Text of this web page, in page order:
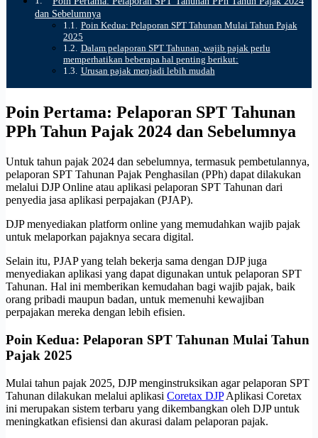
dan Sebelumnya
Poin Kedua: Pelaporan SPT Tahunan Mulai Tahun Pajak
2025
Dalam pelaporan SPT Tahunan, wajib pajak perlu
memperhatikan beberapa hal penting berikut:
Urusan pajak menjadi lebih mudah
Poin Pertama: Pelaporan SPT Tahunan
PPh Tahun Pajak 2024 dan Sebelumnya
Untuk tahun pajak 2024 dan sebelumnya, termasuk pembetulannya,
pelaporan SPT Tahunan Pajak Penghasilan (PPh) dapat dilakukan
melalui DJP Online atau aplikasi pelaporan SPT Tahunan dari
penyedia jasa aplikasi perpajakan (PJAP).
DJP menyediakan platform online yang memudahkan wajib pajak
untuk melaporkan pajaknya secara digital.
Selain itu, PJAP yang telah bekerja sama dengan DJP juga
menyediakan aplikasi yang dapat digunakan untuk pelaporan SPT
Tahunan. Hal ini memberikan kemudahan bagi wajib pajak, baik
orang pribadi maupun badan, untuk memenuhi kewajiban
perpajakan mereka dengan lebih efisien.
Poin Kedua: Pelaporan SPT Tahunan Mulai Tahun
Pajak 2025
Mulai tahun pajak 2025, DJP menginstruksikan agar pelaporan SPT
Tahunan dilakukan melalui aplikasi Coretax DJPAplikasi Coretax
ini merupakan sistem terbaru yang dikembangkan oleh DJP untuk
meningkatkan efisiensi dan akurasi dalam pelaporan pajak.